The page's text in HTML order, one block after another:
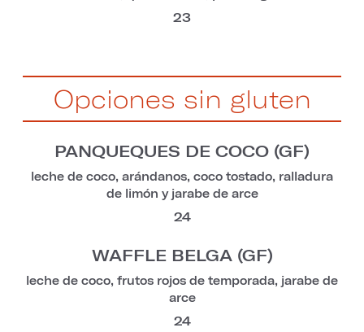
23
Opciones sin gluten
PANQUEQUES DE COCO (GF)
leche de coco, arándanos, coco tostado, ralladura
de limón y jarabe de arce
24
WAFFLE BELGA (GF)
leche de coco, frutos rojos de temporada, jarabe de
arce
24